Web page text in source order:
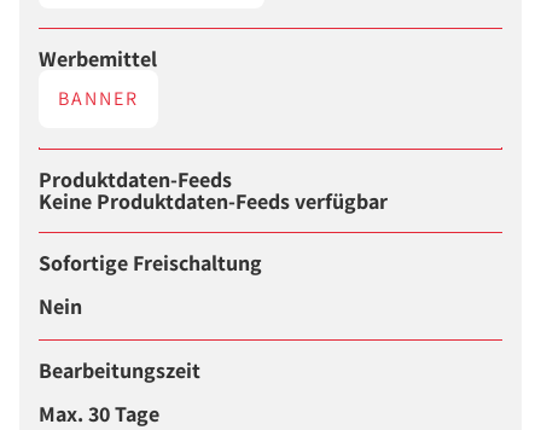
Werbemittel
BANNER
Produktdaten-Feeds
Keine Produktdaten-Feeds verfügbar
Sofortige Freischaltung
Nein
Bearbeitungszeit
Max. 30 Tage